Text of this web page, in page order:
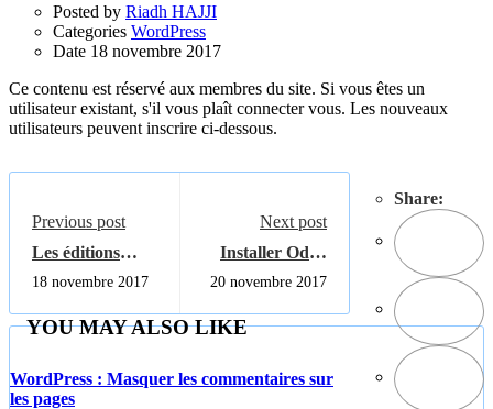
Posted by Riadh HAJJI
Categories WordPress
Date 18 novembre 2017
Ce contenu est réservé aux membres du site. Si vous êtes un
utilisateur existant, s'il vous plaît connecter vous. Les nouveaux
utilisateurs peuvent inscrire ci-dessous.
Share:
Previous post
Les éditions
d'Odoo
18 novembre 2017
Next post
Installer Odoo
sur Windows
20 novembre 2017
YOU MAY ALSO LIKE
WordPress : Masquer les commentaires sur
les pages